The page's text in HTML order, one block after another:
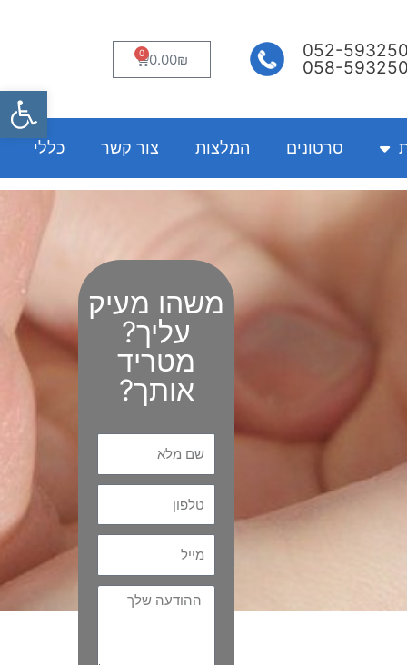
052-
058-
0.00₪
0
עגלת
קניות
סרטונים המלצות צור קשר כללי
משהו מעיק
עליך?
מטריד
אותך?
Message